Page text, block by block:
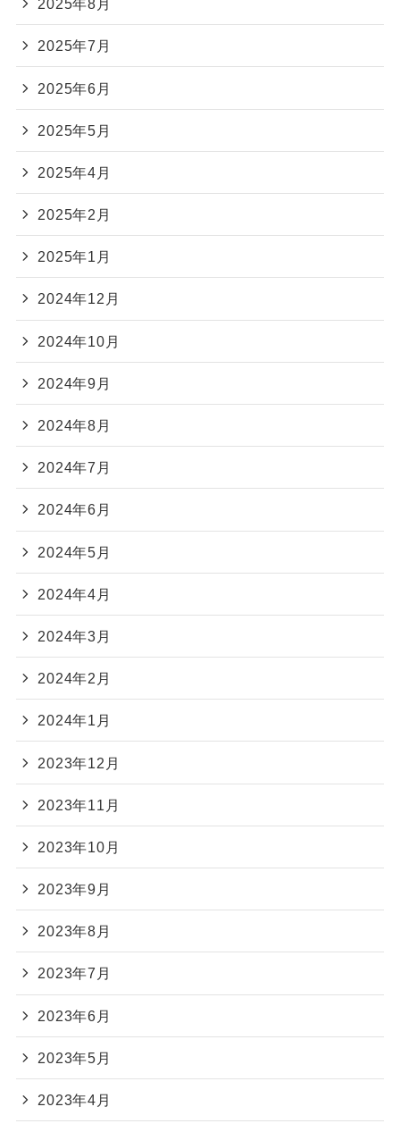
2025年8月
2025年7月
2025年6月
2025年5月
2025年4月
2025年2月
2025年1月
2024年12月
2024年10月
2024年9月
2024年8月
2024年7月
2024年6月
2024年5月
2024年4月
2024年3月
2024年2月
2024年1月
2023年12月
2023年11月
2023年10月
2023年9月
2023年8月
2023年7月
2023年6月
2023年5月
2023年4月